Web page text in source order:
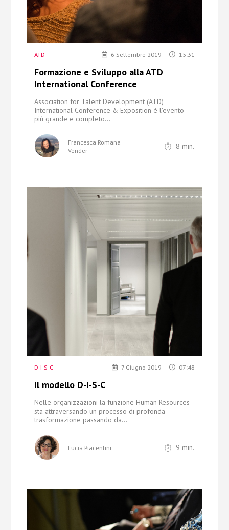
ATD 6 Settembre 2019 15:31
Formazione e Sviluppo alla ATD
International Conference
Association for Talent Development (ATD)
International Conference & Exposition è l'evento
più grande e completo...
Francesca Romana
Vender
8 min.
D-I-S-C 7 Giugno 2019 07:48
Il modello D-I-S-C
Nelle organizzazioni la funzione Human Resources
sta attraversando un processo di profonda
trasformazione passando da...
Lucia Piacentini 9 min.